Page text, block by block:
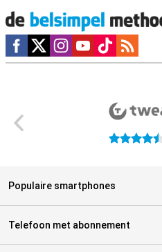
Social media
4.5 sterren
Populaire smartphones
Telefoon met abonnement